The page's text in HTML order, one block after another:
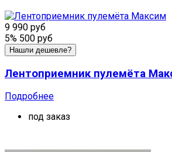
9 990 руб
5% 500 руб
Нашли дешевле?
Лентоприемник пулемёта
Подробнее
под заказ